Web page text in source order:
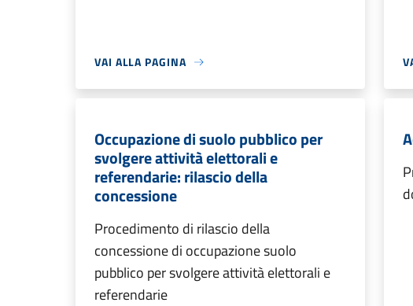
VAI ALLA PAGINA
Occupazione di suolo pubblico per
svolgere attività elettorali e
referendarie: rilascio della
concessione
Procedimento di rilascio della
concessione di occupazione suolo
pubblico per svolgere attività elettorali e
referendarie